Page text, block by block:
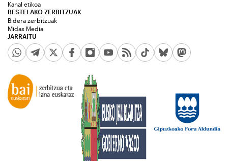
JARRAITU
Kanal etikoa
BESTELAKO ZERBITZUAK
Bidera zerbitzuak
Midas Media